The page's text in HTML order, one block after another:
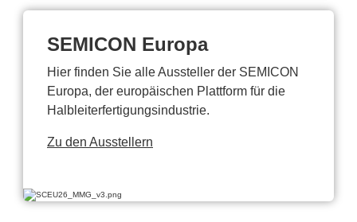
SEMICON Europa
Hier finden Sie alle Aussteller der SEMICON
Europa, der europäischen Plattform für die
Halbleiterfertigungsindustrie.
Zu den Ausstellern